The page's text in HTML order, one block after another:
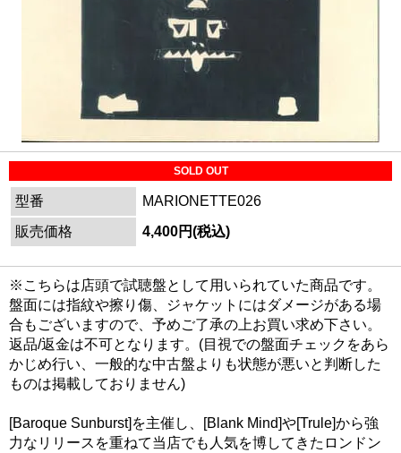
SOLD OUT
型番
MARIONETTE026
販売価格
4,400円(税込)
※こちらは店頭で試聴盤として用いられていた商品です。
盤面には指紋や擦り傷、ジャケットにはダメージがある場
合もございますので、予めご了承の上お買い求め下さい。
返品/返金は不可となります。(目視での盤面チェックをあら
かじめ行い、一般的な中古盤よりも状態が悪いと判断した
ものは掲載しておりません)
[Baroque Sunburst]を主催し、[Blank Mind]や[Trule]から強
力なリリースを重ねて当店でも人気を博してきたロンドン